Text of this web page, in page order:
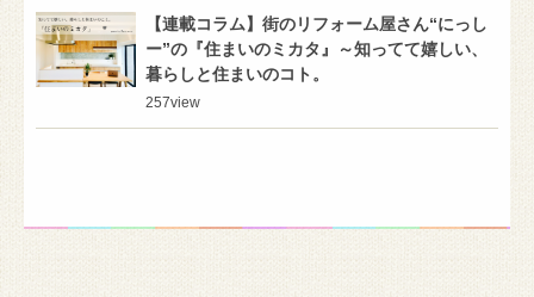
【連載コラム】街のリフォーム屋さん“にっし
ー”の『住まいのミカタ』～知ってて嬉しい、
暮らしと住まいのコト。
257view